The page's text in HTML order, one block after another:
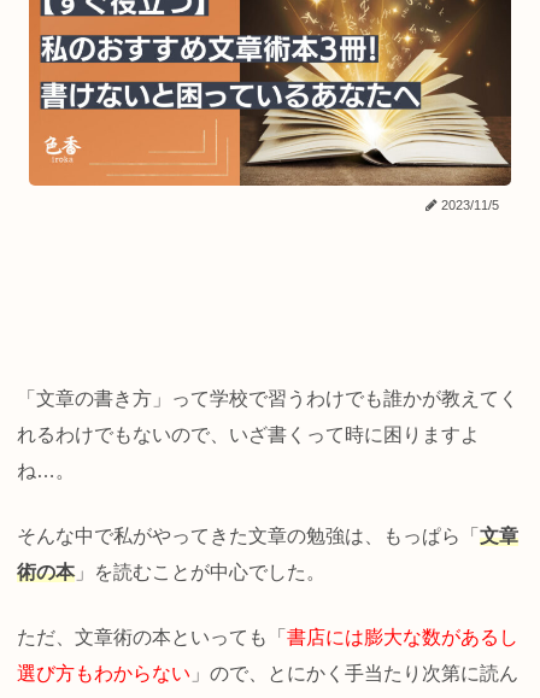
2023/11/5
「文章の書き方」って学校で習うわけでも誰かが教えてく
れるわけでもないので、いざ書くって時に困りますよ
ね…。
そんな中で私がやってきた文章の勉強は、もっぱら「 文章
術の本」を読むことが中心でした。
ただ、文章術の本といっても「 書店には膨大な数があるし
選び方もわからない 」ので、とにかく手当たり次第に読ん